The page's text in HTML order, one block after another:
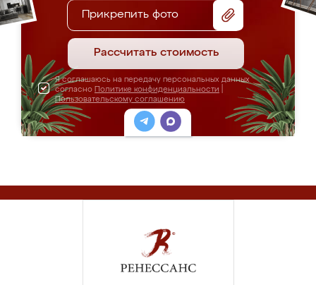
Прикрепить фото
Рассчитать стоимость
Я соглашаюсь на передачу персональных данных
согласно Политике конфиденциальности
Пользовательскому соглашению